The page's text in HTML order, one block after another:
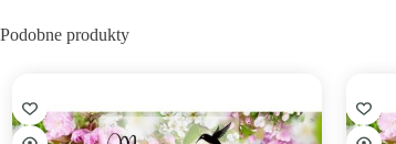
Podobne produkty